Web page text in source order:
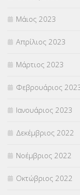
Μάιος 2023
Απρίλιος 2023
Μάρτιος 2023
Φεβρουάριος
Ιανουάριος 2023
Δεκέμβριος 2022
Νοέμβριος 2022
Οκτώβριος 2022